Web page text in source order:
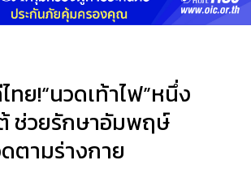
ย!“นวดเท้าไฟ”หนึ่ง
ช่วยรักษาอัมพฤษ์
ตามร่างกาย